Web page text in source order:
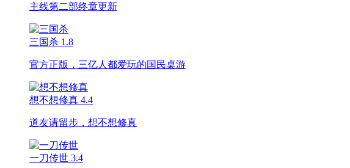
主线第二部终章更新
三国杀 1.8
官方正版，三亿人都爱玩的国民桌游
想不想修真 4.4
道友请留步，想不想修真
一刀传世 3.4